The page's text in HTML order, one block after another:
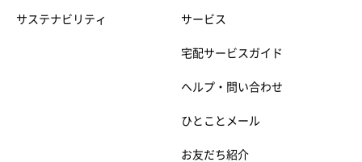
サステナビリティ サービス
宅配サービスガイド
ヘルプ・問い合わせ
ひとことメール
お友だち紹介